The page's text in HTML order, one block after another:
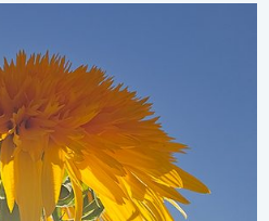
week!. Weer&Radar Uploader. . .